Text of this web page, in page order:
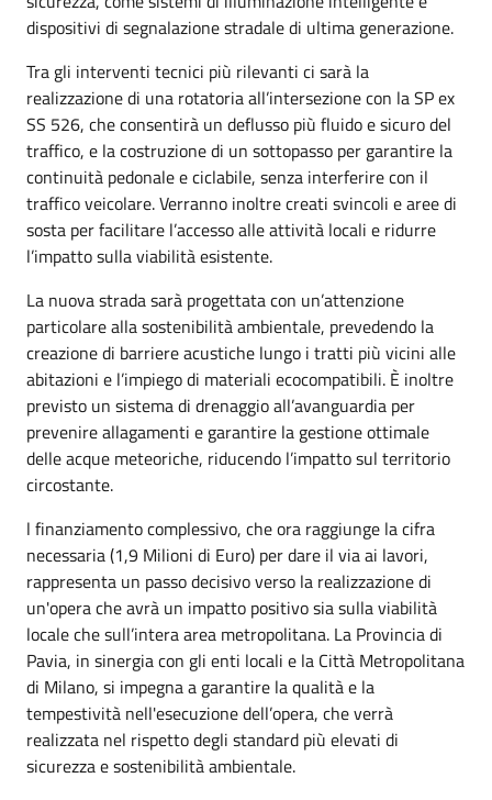
dispositivi di segnalazione stradale di ultima generazione.
Tra gli interventi tecnici più rilevanti ci sarà la
realizzazione di una rotatoria all’intersezione con la SP ex
SS 526, che consentirà un deflusso più fluido e sicuro del
traffico, e la costruzione di un sottopasso per garantire la
continuità pedonale e ciclabile, senza interferire con il
traffico veicolare. Verranno inoltre creati svincoli e aree di
sosta per facilitare l’accesso alle attività locali e ridurre
l’impatto sulla viabilità esistente.
La nuova strada sarà progettata con un’attenzione
particolare alla sostenibilità ambientale, prevedendo la
creazione di barriere acustiche lungo i tratti più vicini alle
abitazioni e l’impiego di materiali ecocompatibili. È inoltre
previsto un sistema di drenaggio all’avanguardia per
prevenire allagamenti e garantire la gestione ottimale
delle acque meteoriche, riducendo l’impatto sul territorio
circostante.
l finanziamento complessivo, che ora raggiunge la cifra
necessaria (1,9 Milioni di Euro) per dare il via ai lavori,
rappresenta un passo decisivo verso la realizzazione di
un'opera che avrà un impatto positivo sia sulla viabilità
locale che sull’intera area metropolitana. La Provincia di
Pavia, in sinergia con gli enti locali e la Città Metropolitana
di Milano, si impegna a garantire la qualità e la
tempestività nell'esecuzione dell’opera, che verrà
realizzata nel rispetto degli standard più elevati di
sicurezza e sostenibilità ambientale.